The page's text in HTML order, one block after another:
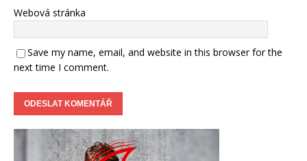
Webová stránka
Save my name, email, and website in this browser for the
next time I comment.